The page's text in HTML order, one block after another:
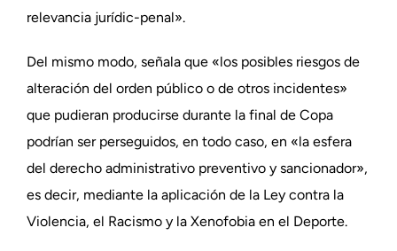
relevancia jurídic-penal».
Del mismo modo, señala que «los posibles riesgos de
alteración del orden público o de otros incidentes»
que pudieran producirse durante la final de Copa
podrían ser perseguidos, en todo caso, en «la esfera
del derecho administrativo preventivo y sancionador»,
es decir, mediante la aplicación de la Ley contra la
Violencia, el Racismo y la Xenofobia en el Deporte.